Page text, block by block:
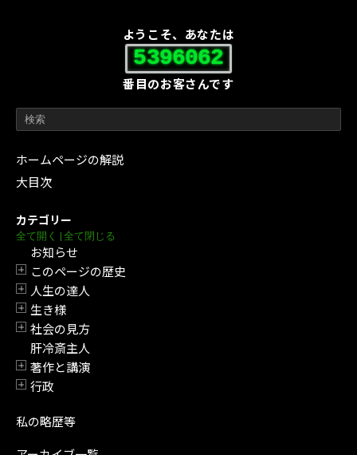
ようこそ、あなたは
5396062
番目のお客さんです
ホームページの解説
大目次
カテゴリー
全て開く | 全て閉じる
お知らせ
開閉
このページの歴史
開閉
人生の達人
開閉
生き様
開閉
社会の見方
肝冷斎主人
開閉
著作と講演
開閉
行政
私の略歴等